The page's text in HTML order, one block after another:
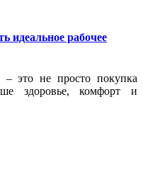
идеальное рабочее
– это не просто покупка
здоровье, комфорт и